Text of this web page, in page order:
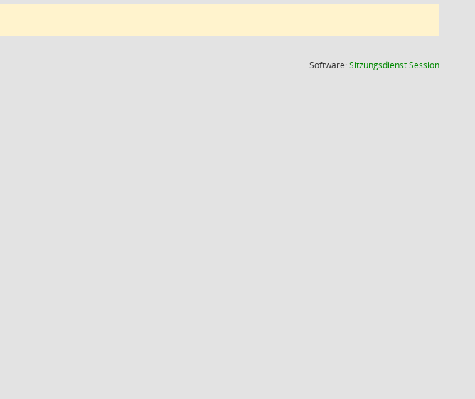
Software:SitzungsdienstSession(Wird in